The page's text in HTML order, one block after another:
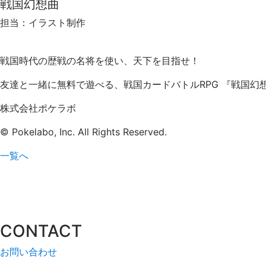
戦国幻想曲
担当：イラスト制作
戦国時代の歴戦の名将を使い、天下を目指せ！
友達と一緒に無料で遊べる、戦国カードバトルRPG 『戦国幻
株式会社ポケラボ
© Pokelabo, Inc. All Rights Reserved.
一覧へ
CONTACT
お問い合わせ